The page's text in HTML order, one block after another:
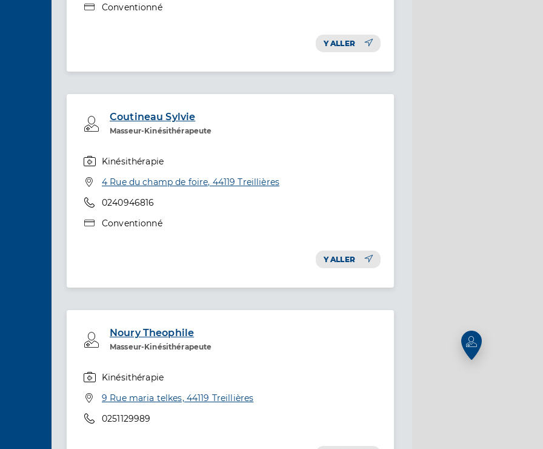
Type de convention
Conventionné
Y ALLER
Coutineau Sylvie
Masseur-Kinésithérapeute
Professionel de santé
Kinésithérapie
Adresse
4 Rue du champ de foire, 44119 Treillières
Téléphone
0240946816
Type de convention
Conventionné
Y ALLER
Noury Theophile
Masseur-Kinésithérapeute
Professionel de santé
Kinésithérapie
Adresse
9 Rue maria telkes, 44119 Treillières
Téléphone
0251129989